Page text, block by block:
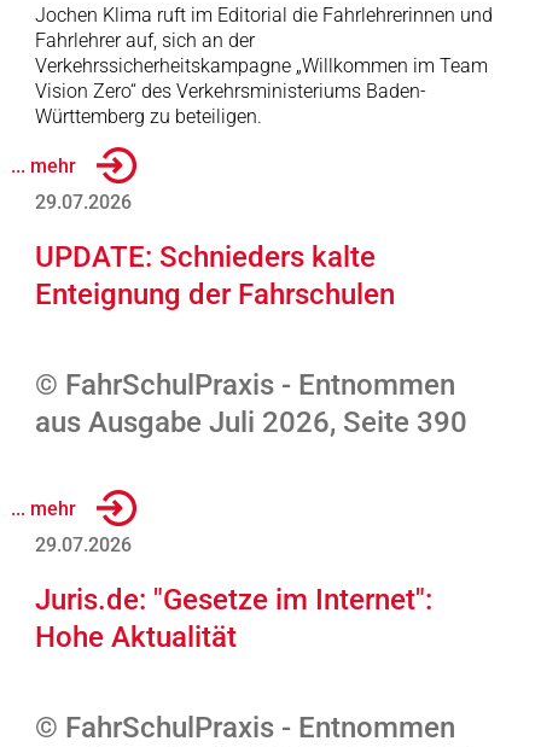
Jochen Klima ruft im Editorial die Fahrlehrerinnen und
Fahrlehrer auf, sich an der
Verkehrssicherheitskampagne „Willkommen im Team
Vision Zero“ des Verkehrsministeriums Baden-
Württemberg zu beteiligen.
... mehr
29.07.2026
UPDATE: Schnieders kalte
Enteignung der Fahrschulen
© FahrSchulPraxis - Entnommen
aus Ausgabe Juli 2026, Seite 390
... mehr
29.07.2026
Juris.de: "Gesetze im Internet":
Hohe Aktualität
© FahrSchulPraxis - Entnommen